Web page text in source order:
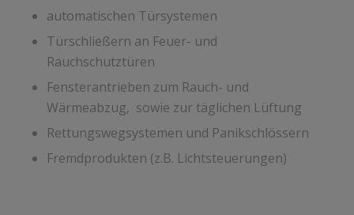
automatischen Türsystemen
Türschließern an Feuer- und
Rauchschutztüren
Fensterantrieben zum Rauch- und
Wärmeabzug, sowie zur täglichen Lüftung
Rettungswegsystemen und Panikschlössern
Fremdprodukten (z.B. Lichtsteuerungen)